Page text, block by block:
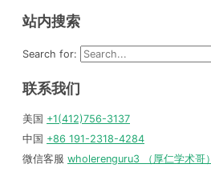
站内搜索
Search for:
联系我们
美国 +1(412)756-3137
中国 +86 191-2318-4284
微信客服 wholerenguru3 （厚仁学术哥）